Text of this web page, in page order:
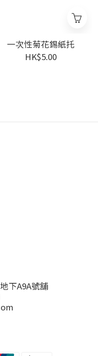
一次性菊花錫紙托
HK$5.00
下A9A號舖